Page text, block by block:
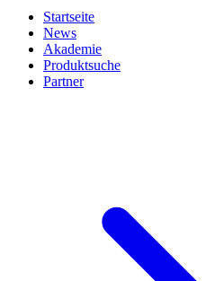
Startseite
News
Akademie
Produktsuche
Partner